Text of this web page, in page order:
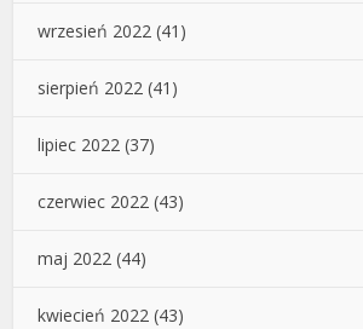
wrzesień 2022 (41)
sierpień 2022 (41)
lipiec 2022 (37)
czerwiec 2022 (43)
maj 2022 (44)
kwiecień 2022 (43)